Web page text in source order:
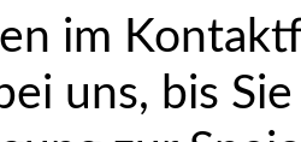
im
uns, bis